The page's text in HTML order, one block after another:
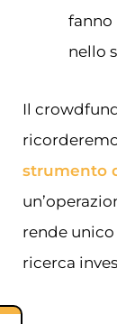
fanno
nello
Il
strumento
rende
ricerca